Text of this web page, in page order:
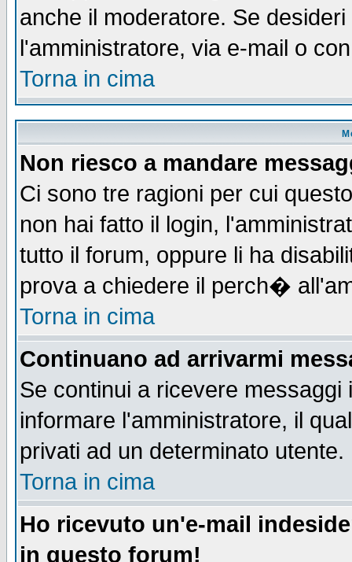
anche il moderatore. Se
l'amministratore, via e-mail o
Torna in cima
Non riesco a mandare
Ci sono tre ragioni per cui
non hai fatto il login,
tutto il forum, oppure li ha
prova a chiedere il perch�
Torna in cima
Continuano ad arrivarmi
Se continui a ricevere
informare l'amministratore, il
privati ad un determinato utente.
Torna in cima
Ho ricevuto un'e-mail
in questo forum!